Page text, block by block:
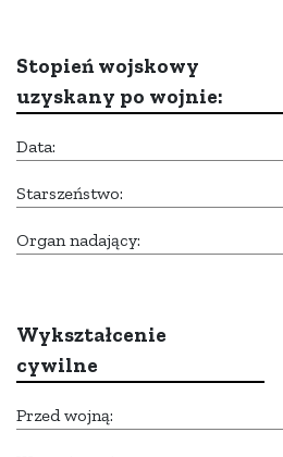
Stopień wojskowy
uzyskany po wojnie:
Data:
Starszeństwo:
Organ nadający:
Wykształcenie
cywilne
Przed wojną: